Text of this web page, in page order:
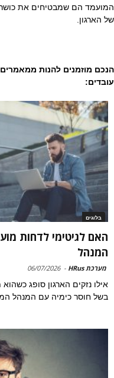
המועמד הם שמבטיחים את כושר
של הארגון.
הנכם מוזמנים להנות
עובדים:
בלוגים
האם לגיטימי לדחות
המנהל
מערכת HRus -
06/07/2026
אילו נזקים הארגון סופג
בשל חוסר כימיה עם המנהל